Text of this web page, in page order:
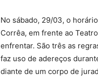
No sábado, 29/03, o
Corrêa, em frente ao
enfrentar. São três as
faz uso de adereços
diante de um corpo de